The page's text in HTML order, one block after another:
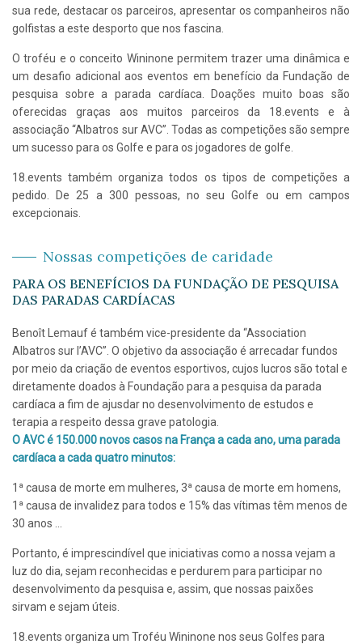
sua rede, destacar os parceiros, apresentar os companheiros não
golfistas a este desporto que nos fascina.
O troféu e o conceito Wininone permitem trazer uma dinâmica e
um desafio adicional aos eventos em benefício da Fundação de
pesquisa sobre a parada cardíaca. Doações muito boas são
oferecidas graças aos muitos parceiros da 18.events e à
associação “Albatros sur AVC”. Todas as competições são sempre
um sucesso para os Golfe e para os jogadores de golfe.
18.events também organiza todos os tipos de competições a
pedido. De 25 a 300 pessoas, no seu Golfe ou em campos
excepcionais.
Nossas competições de caridade
PARA OS BENEFÍCIOS DA FUNDAÇÃO DE PESQUISA
DAS PARADAS CARDÍACAS
Benoît Lemauf é também vice-presidente da “Association
Albatros sur l’AVC”. O objetivo da associação é arrecadar fundos
por meio da criação de eventos esportivos, cujos lucros são total e
diretamente doados à Foundação para a pesquisa da parada
cardíaca a fim de ajusdar no desenvolvimento de estudos e
terapia a respeito dessa grave patologia.
O AVC é 150.000 novos casos na França a cada ano, uma parada
cardíaca a cada quatro minutos:
1ª causa de morte em mulheres, 3ª causa de morte em homens,
1ª causa de invalidez para todos e 15% das vítimas têm menos de
30 anos …
Portanto, é imprescindível que iniciativas como a nossa vejam a
luz do dia, sejam reconhecidas e perdurem para participar no
desenvolvimento da pesquisa e, assim, que nossas paixões
sirvam e sejam úteis.
18.events organiza um Troféu Wininone nos seus Golfes para